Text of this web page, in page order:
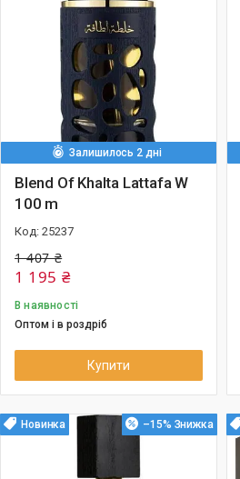
Залишилось 2 дні
Blend Of Khalta Lattafa W
100 m
25237
1 407 ₴
1 195 ₴
В наявності
Оптом і в роздріб
Купити
Новинка –15%